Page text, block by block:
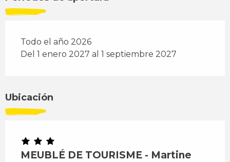
Todo el año 2026
Del 1 enero 2027 al 1 septiembre 2027
Ubicación
MEUBLÉ DE TOURISME - Martine